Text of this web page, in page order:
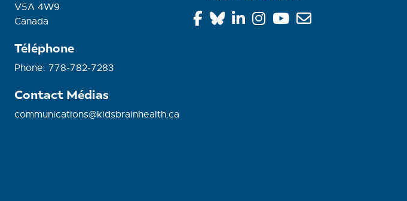
V5A 4W9
Canada
Téléphone
Phone: 778-782-7283
Contact Médias
communications@kidsbrainhealth.ca